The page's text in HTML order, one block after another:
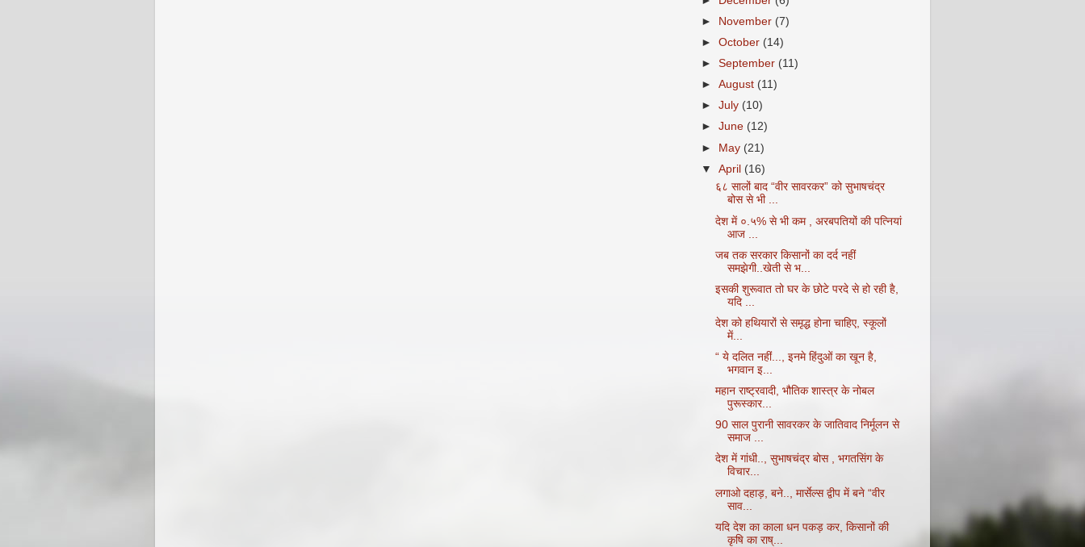
►
November (7)
►October (14)
►September (11)
►August (11)
►July (10)
►June (12)
► May (21)
▼April (16)
६८ सालों बाद “वीर सावरकर” को सुभाषचंद्र
बोस से भी ...
देश में ०.५% से भी कम , अरबपतियों की पत्नियां
आज ...
जब तक सरकार किसानों का दर्द नहीं
समझेगी..खेती से भ...
इसकी शुरूवात तो घर के छोटे परदे से हो रही है,
यदि ...
देश को हथियारों से समृद्ध होना चाहिए, स्कूलों
में...
“ ये दलित नहीं..., इनमे हिंदुओं का खून है,
भगवान इ...
महान राष्ट्रवादी, भौतिक शास्त्र के नोबल
पुरूस्कार...
90 साल पुरानी सावरकर के जातिवाद निर्मूलन से
समाज ...
देश में गांधी.., सुभाषचंद्र बोस , भगतसिंग के
विचार...
लगाओ दहाड़, बने.., मार्सेल्स द्वीप में बने “वीर
साव...
यदि देश का काला धन पकड़ कर, किसानों की
कृषि का राष्...